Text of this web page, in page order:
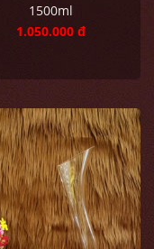
1500ml
1.050.000 đ